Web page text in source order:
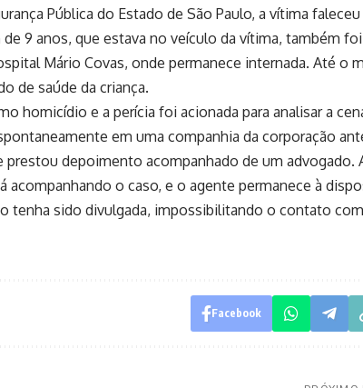
Pública do Estado de São Paulo, a vítima
9 anos, que estava no veículo da vítima, também
Mário Covas, onde permanece internada. Até o
de saúde da criança.
homicídio e a perícia foi acionada para analisar a
em uma companhia da corporação
prestou depoimento acompanhado de um advogado.
acompanhando o caso, e o agente permanece à
tenha sido divulgada, impossibilitando o contato
Facebook